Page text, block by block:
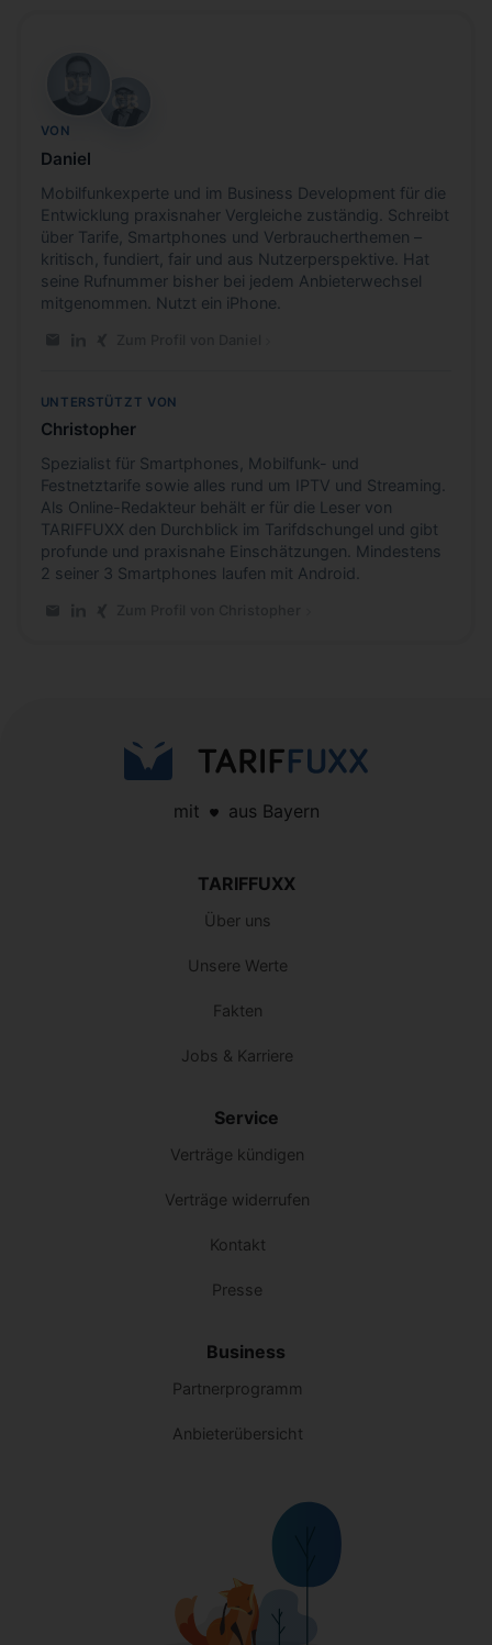
VON
Daniel
Mobilfunkexperte und im Business Development für die
Entwicklung praxisnaher Vergleiche zuständig. Schreibt
über Tarife, Smartphones und Verbraucherthemen –
kritisch, fundiert, fair und aus Nutzerperspektive. Hat
seine Rufnummer bisher bei jedem Anbieterwechsel
mitgenommen. Nutzt ein iPhone.
UNTERSTÜTZT VON
Christopher
Spezialist für Smartphones, Mobilfunk- und
Festnetztarife sowie alles rund um IPTV und Streaming.
Als Online-Redakteur behält er für die Leser von
TARIFFUXX den Durchblick im Tarifdschungel und gibt
profunde und praxisnahe Einschätzungen. Mindestens
2 seiner 3 Smartphones laufen mit Android.
mit aus Bayern
TARIFFUXX
Über uns
Unsere Werte
Fakten
Jobs & Karriere
Service
Verträge kündigen
Verträge widerrufen
Kontakt
Presse
Business
Partnerprogramm
Anbieterübersicht